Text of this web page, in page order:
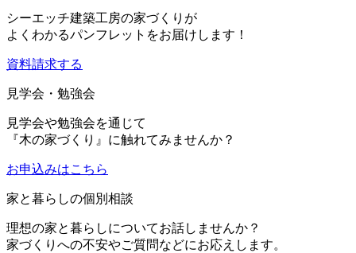
シーエッチ建築工房の家づくりが
よくわかるパンフレットをお届けします！
資料請求する
見学会・勉強会
見学会や勉強会を通じて
『木の家づくり』に触れてみませんか？
お申込みはこちら
家と暮らしの個別相談
理想の家と暮らしについてお話しませんか？
家づくりへの不安やご質問などにお応えします。